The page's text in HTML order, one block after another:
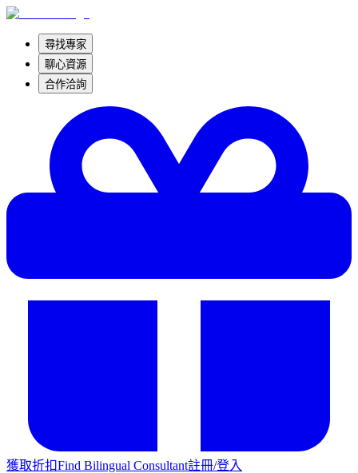
尋找專家
聊心資源
合作洽詢
獲取折扣Find Bilingual Consultant註冊/登入